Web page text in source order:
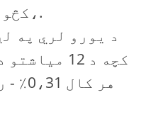
کڅوړه شي بدل درخواست،.
د یورو لري په
کچه ​​د 12
هر